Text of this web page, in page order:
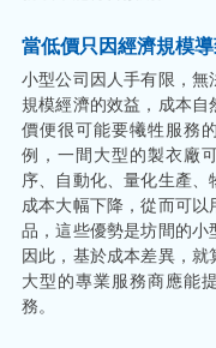
當低價只因經濟規模
小型公司因人手有限，無
規模經濟的效益，成本
價便很可能要犧牲服務
例，一間大型的製衣廠
序、自動化、量化生產、
成本大幅下降，從而可
品，這些優勢是坊間的小
因此，基於成本差異，就
大型的專業服務商應能
務。